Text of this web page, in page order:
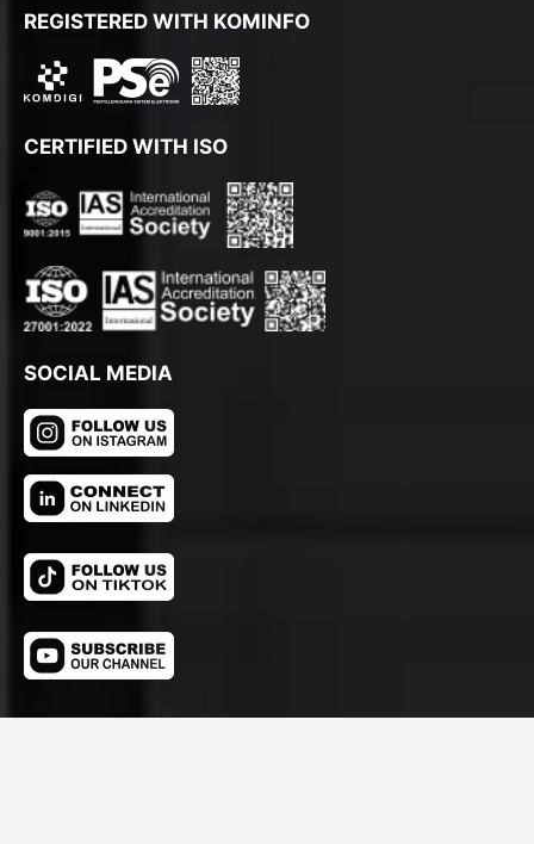
REGISTERED WITH KOMINFO
CERTIFIED WITH ISO
SOCIAL MEDIA